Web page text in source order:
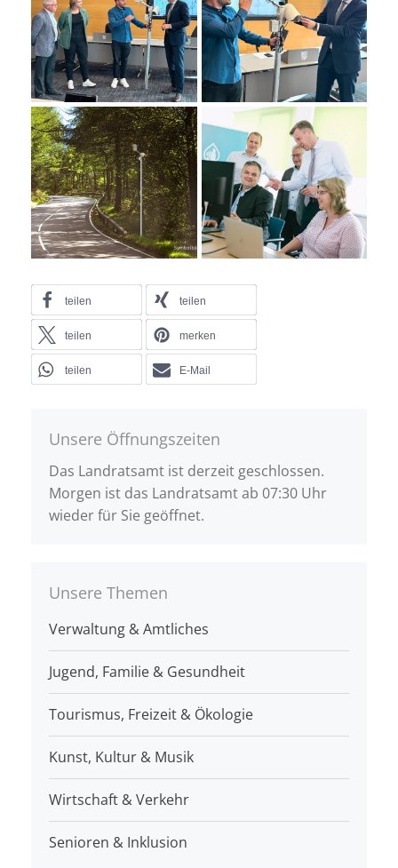
teilen teilen
teilen merken
teilen E-Mail
Unsere Öffnungszeiten
Das Landratsamt ist derzeit geschlossen.
Morgen ist das Landratsamt ab 07:30 Uhr
wieder für Sie geöffnet.
Unsere Themen
Verwaltung & Amtliches
Jugend, Familie & Gesundheit
Tourismus, Freizeit & Ökologie
Kunst, Kultur & Musik
Wirtschaft & Verkehr
Senioren & Inklusion